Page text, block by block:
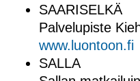
SAARISELKÄ
Palvelupiste
www.luontoon.fi
SALLA